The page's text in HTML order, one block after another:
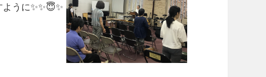
うに✨✨😇✨